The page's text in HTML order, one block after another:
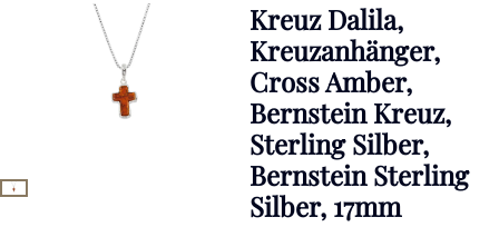
Kreuz Dalila,
Kreuzanhänger,
Cross Amber,
Bernstein Kreuz,
Sterling Silber,
Bernstein Sterling
Silber, 17mm